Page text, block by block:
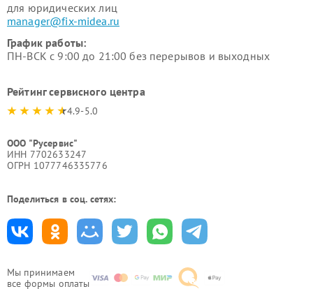
Мы принимаем
все формы оплаты
для юридических лиц
manager@fix-midea.ru
График работы:
ПН-ВСК с 9:00 до 21:00 без перерывов и выходных
Рейтинг сервисного центра
4.9-5.0
ООО "Русервис"
ИНН 7702633247
ОГРН 1077746335776
Поделиться в соц. сетях: